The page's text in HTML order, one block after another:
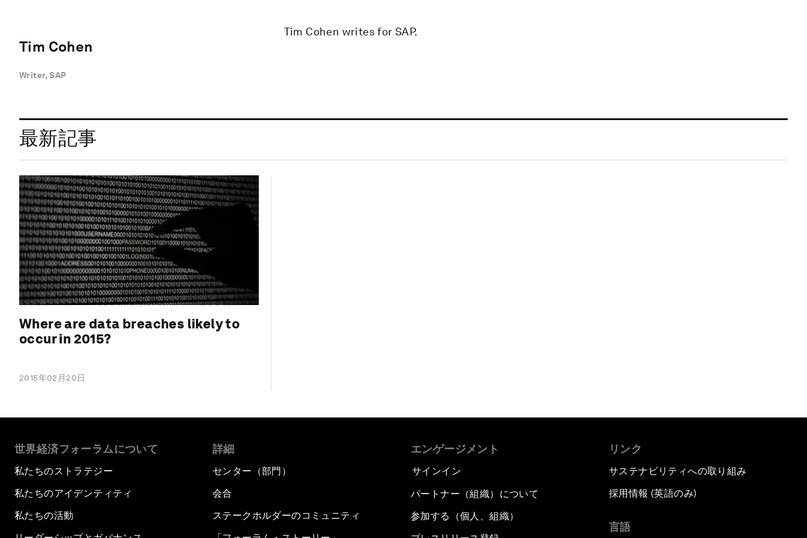
Tim Cohen
Writer, SAP
Tim Cohen writes for SAP.
最新記事
Where are data breaches likely to
occur in 2015?
2015年02月20日
世界経済フォーラムについて
私たちのストラテジー
私たちのアイデンティティ
私たちの活動
詳細
センター（部門）
会合
ステークホルダーのコミュニティ
エンゲージメント
サインイン
パートナー（組織）について
参加する（個人、組織）
リンク
サステナビリティへの取り組み
採用情報 (英語のみ)
言語